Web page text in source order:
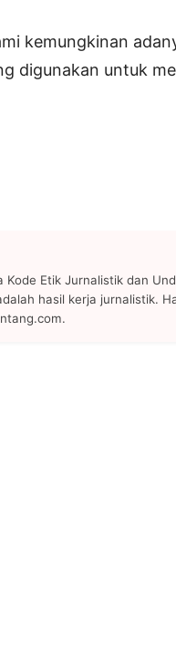
kemungkinan
digunakan untuk
Etik Jurnalistik dan
hasil kerja jurnalistik.